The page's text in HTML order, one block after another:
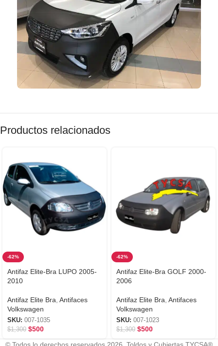
Productos relacionados
-62%
Antifaz Elite-Bra LUPO 2005-
2010
Antifaz Elite Bra Antifaces
Volkswagen
SKU: 007-1035
$1,300 $500
-62%
Antifaz Elite-Bra GOLF 2000-
2006
Antifaz Elite Bra Antifaces
Volkswagen
SKU: 007-1023
$1,300 $500